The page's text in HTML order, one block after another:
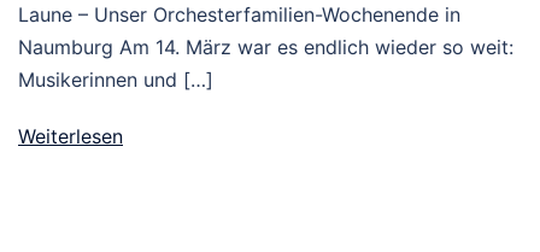
Laune – Unser Orchesterfamilien-Wochenende in
Naumburg Am 14. März war es endlich wieder so weit:
Musikerinnen und […]
Weiterlesen